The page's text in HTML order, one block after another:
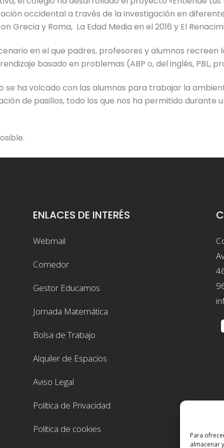
Para
almacenar
occidental a través de la investigación en
Grecia y Roma, La Edad Media en el 2016 y El
en el que padres, profesores y alumnos
basado en problemas (ABP o, del inglés, PBL,
se ha volcado con las alumnas para trabajar la
de pasillos, todo los que nos ha permitido durante
ENLACES DE INTERÉS
Webmail
Comedor
Gestor Educamos
Jornada Matemática
Bolsa de Trabajo
Alquiler de Espacios
Aviso Legal
Política de Privacidad
Política de cookies